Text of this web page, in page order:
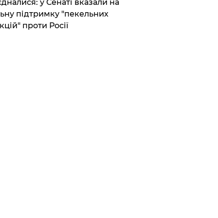
у Сенаті вказали на
підтримку "пекельних
проти Росії